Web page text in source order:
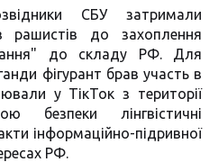
СБУ затримали
рашистів до захоплення
до складу РФ. Для
фігурант брав участь в
у ТікТок з території
безпеки лінгвістичні
інформаційно-підривної
РФ.